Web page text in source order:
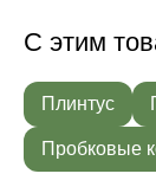
С этим
Плинтус
Пробковые